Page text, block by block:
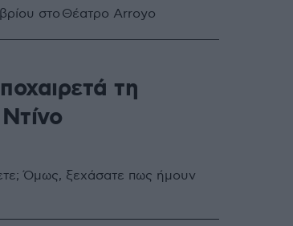
στο Θέατρο Arroyo
τη
Όμως, ξεχάσατε πως ήμουν